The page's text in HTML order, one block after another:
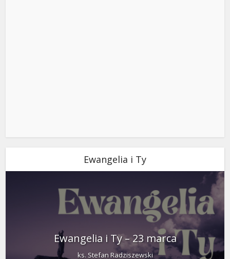
Ewangelia i Ty
Ewangelia i Ty – 23 marca
ks. Stefan Radziszewski